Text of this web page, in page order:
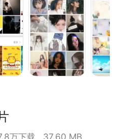
善偏暗、偏灰、色彩不足等
调整，让照片层次更加自
果。
素进行独立编辑，满足海
料制作等多种场景，让图片
头像、意境头像、唯美头
、背影头像、森系头像、黑
多，赶快来找一个款合适的
】高清手机壁纸，美女壁
二次元壁纸、iPhone壁
壁纸、森林系壁纸、黑白壁
万下载 37.60 MB